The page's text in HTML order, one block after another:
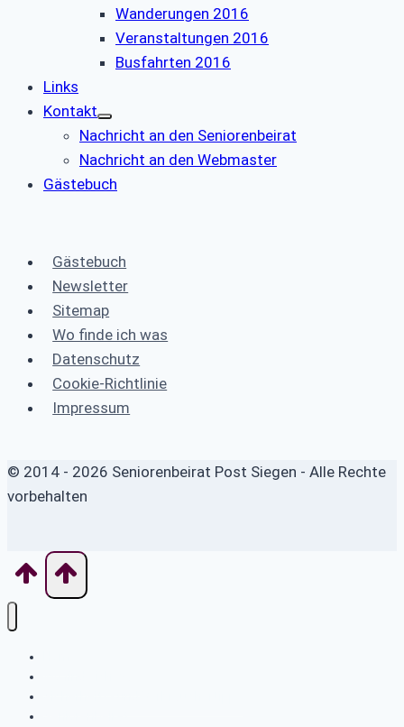
Wanderungen 2016
Veranstaltungen 2016
Busfahrten 2016
Links
Kontakt
Nachricht an den Seniorenbeirat
Nachricht an den Webmaster
Gästebuch
Gästebuch
Newsletter
Sitemap
Wo finde ich was
Datenschutz
Cookie-Richtlinie
Impressum
© 2014 - 2026 Seniorenbeirat Post Siegen - Alle Rechte
vorbehalten